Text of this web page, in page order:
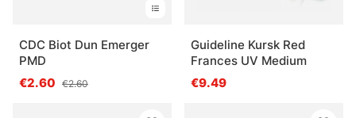
CDC Biot Dun Emerger
PMD
€2.60 €2.60
Guideline Kursk Red
Frances UV Medium
€9.49